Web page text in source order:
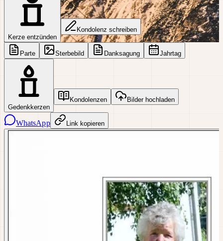
Kerze entzünden
Kondolenz schreiben
Parte Sterbebild Danksagung Jahrtag
Gedenkkerzen
Kondolenzen Bilder hochladen
WhatsApp Link kopieren